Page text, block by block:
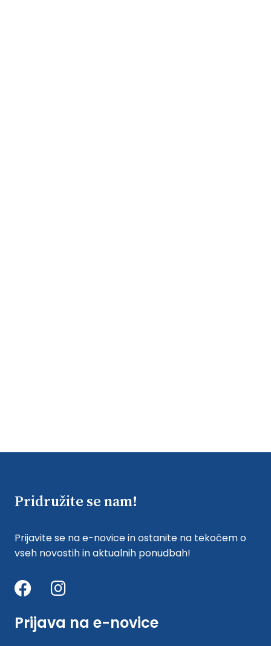
Pridružite se nam!
Prijavite se na e-novice in ostanite na tekočem o
vseh novostih in aktualnih ponudbah!
Prijava na e-novice